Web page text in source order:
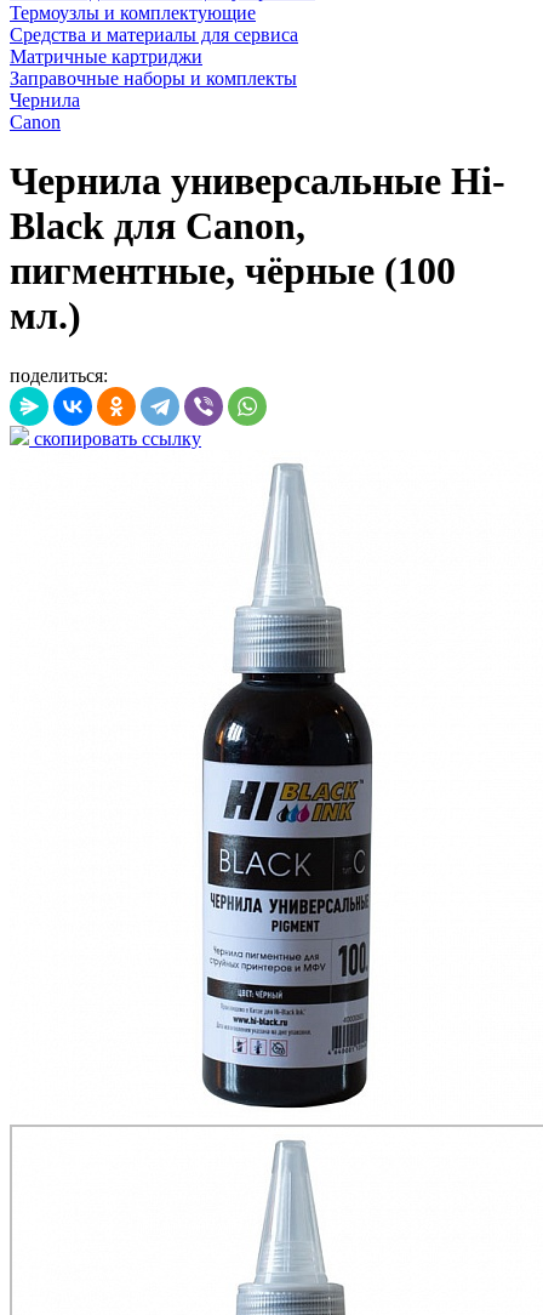
Термоузлы и комплектующие
Средства и материалы для сервиса
Матричные картриджи
Заправочные наборы и комплекты
Чернила
Canon
Чернила универсальные Hi-
Black для Canon,
пигментные, чёрные (100
мл.)
поделиться:
скопировать ссылку